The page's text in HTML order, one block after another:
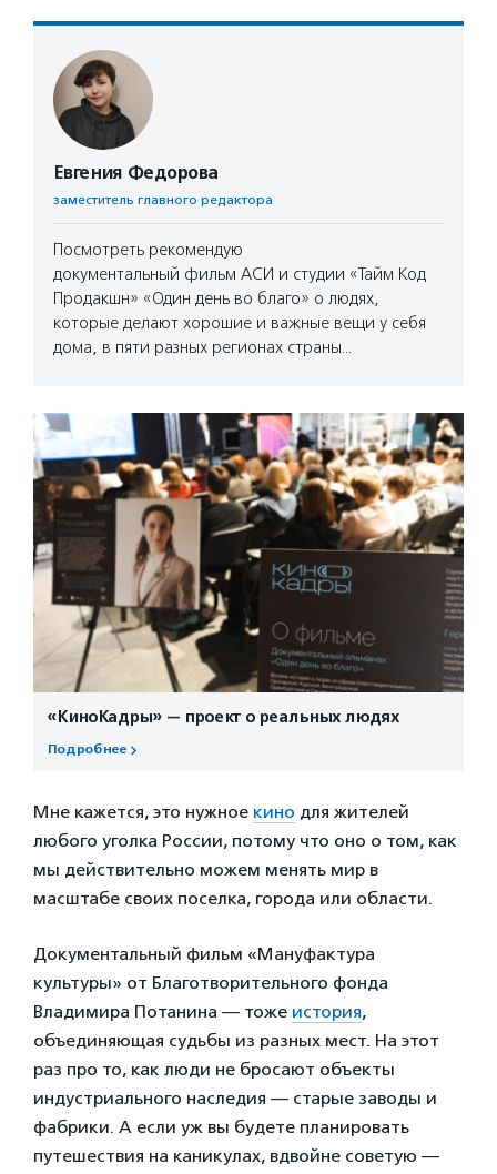
Евгения Федорова
заместитель главного редактора
Посмотреть рекомендую
документальный фильм АСИ и студии «Тайм Код
Продакшн» «Один день во благо» о людях,
которые делают хорошие и важные вещи у себя
дома, в пяти разных регионах страны…
«КиноКадры» — проект о реальных людях
Подробнее
Мне кажется, это нужное кино для жителей
любого уголка России, потому что оно о том, как
мы действительно можем менять мир в
масштабе своих поселка, города или области.
Документальный фильм «Мануфактура
культуры» от Благотворительного фонда
Владимира Потанина — тоже история,
объединяющая судьбы из разных мест. На этот
раз про то, как люди не бросают объекты
индустриального наследия — старые заводы и
фабрики. А если уж вы будете планировать
путешествия на каникулах, вдвойне советую —